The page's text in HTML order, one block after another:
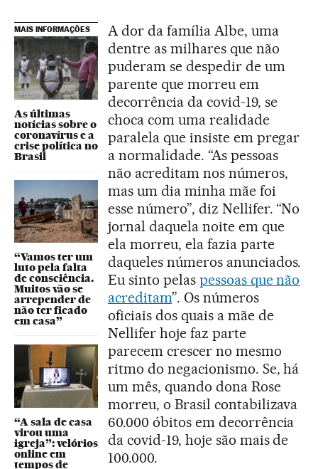
MAIS INFORMAÇÕES
As últimas
notícias sobre o
coronavírus e a
crise política no
Brasil
“Vamos ter um
luto pela falta
de consciência.
Muitos vão se
arrepender de
não ter ficado
em casa”
“A sala de casa
virou uma
igreja”: velórios
online em
tempos de
A dor da família Albe, uma
dentre as milhares que não
puderam se despedir de um
parente que morreu em
decorrência da covid-19, se
choca com uma realidade
paralela que insiste em pregar
a normalidade. “As pessoas
não acreditam nos números,
mas um dia minha mãe foi
esse número”, diz Nellifer. “No
jornal daquela noite em que
ela morreu, ela fazia parte
daqueles números anunciados.
Eu sinto pelas pessoas que não
acreditam”. Os números
oficiais dos quais a mãe de
Nellifer hoje faz parte
parecem crescer no mesmo
ritmo do negacionismo. Se, há
um mês, quando dona Rose
morreu, o Brasil contabilizava
60.000 óbitos em decorrência
da covid-19, hoje são mais de
100.000.